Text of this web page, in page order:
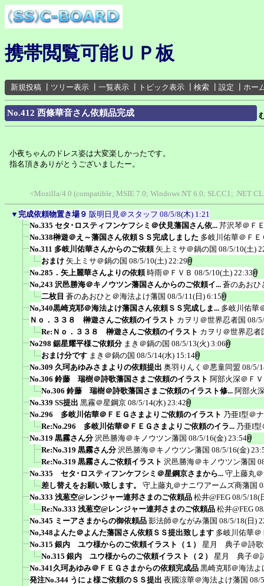
携帯閲覧可能ＵＰ板
新規投稿 ツリー表示 一覧表示 トピック表示 検索 設定 ホー
No.412 西條華音さん依頼品完成
小夜ちゃんのドレス姿は大変楽しかったです。
指名頂きありがとうございましたー。
<Mozilla/4.0 (compatible; MSIE 7.0; Windows NT 6.0; SLCC1; .NET
▼ 完成依頼物置き場９ 阪明日見＠スタッフ 08/5/8(木) 1:21
No.335 セタ･ロスティフンケフシミ＠伏見藩国さん依... 芹沢琴＠Ｆ
No.338榊遊＠え～藩国さん依頼ＳＳ完成しました 多岐川佑華＠ＦＥ
No.311 多岐川佑華さんからのご依頼 矢上ミサ＠鍋の国 08/5/10(土)
おまけ 矢上ミサ＠鍋の国 08/5/10(土) 22:29
No.285．矢上麗華さんよりの依頼 時雨＠ＦＶＢ 08/5/10(土) 22:33
No,243 沢邑勝海＠キノウツン藩国さんからのご依頼イ... 蒼のあおひ
二枚目 蒼のあおひと＠海法よけ藩国 08/5/11(日) 6:15
No,340黒崎克耶＠海法よけ藩国さん依頼ＳＳ完成しま... 多岐川佑華
Ｎｏ．３３８ 榊遊さんご依頼のイラスト カヲリ＠世界忍者国 08/
Re:Ｎｏ．３３８ 榊遊さんご依頼のイラスト カヲリ＠世界忍者
No298 鋸星耀平様ご依頼分 まき＠鍋の国 08/5/13(火) 3:06
おまけ分です まき＠鍋の国 08/5/14(水) 15:14
No.309 久珂あゆみさまよりの依頼提出 奥羽りんく＠悪童同盟 08/5/
No.306 鈴藤 瑞樹＠詩歌藩国さまご依頼のイラスト 阿部火深＠Ｆ
No.306 鈴藤 瑞樹＠詩歌藩国さまご依頼のイラスト修... 阿部火
No.339 SS提出 黒霧＠星鋼京 08/5/14(水) 23:42
No.296 多岐川佑華＠ＦＥＧさまよりご依頼のイラスト 乃亜I型＠
Re:No.296 多岐川佑華＠ＦＥＧさまよりご依頼のイラ... 乃亜I
No.319 黒霧さん分 沢邑勝海＠キノウツン藩国 08/5/16(金) 23:54
Re:No.319 黒霧さん分 沢邑勝海＠キノウツン藩国 08/5/16(金)
Re:No.319 黒霧さんご依頼イラスト 沢邑勝海＠キノウツン藩国
No.335 セタ･ロスティフンケフシミ＠星鋼京さまから... 守上藤丸
差し替えをお願い致します。
守上藤丸＠ナニワアームズ商藩国
No.333 浅葱空@レンジャー連邦さまのご依頼品 松井@FEG 08/5/18(
Re:No.333 浅葱空@レンジャー連邦さまのご依頼品 松井@FEG
No.345 ミーアさまからの御依頼品 影法師＠ながみ藩国 08/5/18(日)
No,348よんた＠よんた藩国さん依頼ＳＳ提出致します 多岐川佑華＠
No.315 銀内 ユウ様からのご依頼イラスト（１）
星月 典子＠詩歌
No.315 銀内 ユウ様からのご依頼イラスト（２）
星月 典子＠
No.341久珂あゆみ＠ＦＥＧさまからの依頼完成品 黒崎克耶＠海法よ
発注No.344 うにょ様ご依頼のＳＳ提出 夜國涼華＠海法よけ藩国 08/